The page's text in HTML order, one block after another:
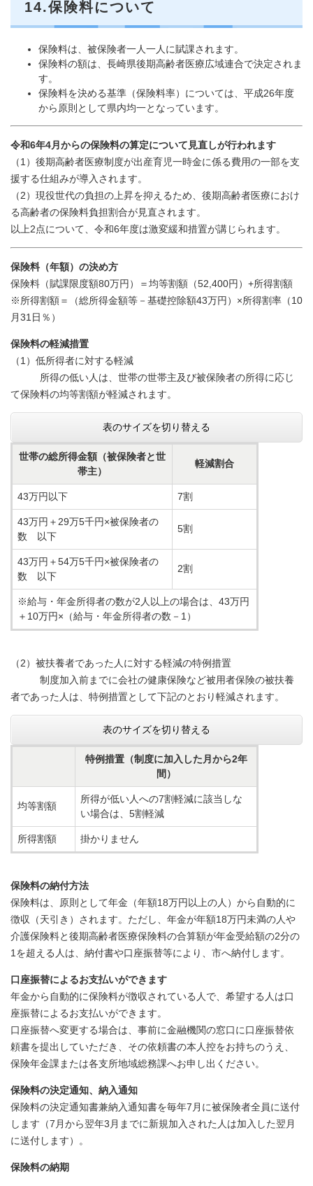
14.保険料について
保険料は、被保険者一人一人に賦課されます。
保険料の額は、長崎県後期高齢者医療広域連合で決定されま
す。
保険料を決める基準（保険料率）については、平成26年度
から原則として県内均一となっています。
令和6年4月からの保険料の算定について見直しが行われます
（1）後期高齢者医療制度が出産育児一時金に係る費用の一部を支
援する仕組みが導入されます。
（2）現役世代の負担の上昇を抑えるため、後期高齢者医療におけ
る高齢者の保険料負担割合が見直されます。
以上2点について、令和6年度は激変緩和措置が講じられます。
保険料（年額）の決め方
保険料（賦課限度額80万円）＝均等割額（52,400円）+所得割額
※所得割額＝（総所得金額等－基礎控除額43万円）×所得割率（10
月31日％）
保険料の軽減措置
（1）低所得者に対する軽減
所得の低い人は、世帯の世帯主及び被保険者の所得に応じ
て保険料の均等割額が軽減されます。
表のサイズを切り替える
世帯の総所得金額（被保険者と世
帯主）
軽減割合
43万円以下 7割
43万円＋29万5千円×被保険者の
数 以下
5割
43万円＋54万5千円×被保険者の
数 以下
2割
※給与・年金所得者の数が2人以上の場合は、43万円
＋10万円×（給与・年金所得者の数－1）
（2）被扶養者であった人に対する軽減の特例措置
制度加入前までに会社の健康保険など被用者保険の被扶養
者であった人は、特例措置として下記のとおり軽減されます。
表のサイズを切り替える
特例措置（制度に加入した月から2年
間）
均等割額
所得が低い人への7割軽減に該当しな
い場合は、5割軽減
所得割額 掛かりません
保険料の納付方法
保険料は、原則として年金（年額18万円以上の人）から自動的に
徴収（天引き）されます。ただし、年金が年額18万円未満の人や
介護保険料と後期高齢者医療保険料の合算額が年金受給額の2分の
1を超える人は、納付書や口座振替等により、市へ納付します。
口座振替によるお支払いができます
年金から自動的に保険料が徴収されている人で、希望する人は口
座振替によるお支払いができます。
口座振替へ変更する場合は、事前に金融機関の窓口に口座振替依
頼書を提出していただき、その依頼書の本人控をお持ちのうえ、
保険年金課または各支所地域総務課へお申し出ください。
保険料の決定通知、納入通知
保険料の決定通知書兼納入通知書を毎年7月に被保険者全員に送付
します（7月から翌年3月までに新規加入された人は加入した翌月
に送付します）。
保険料の納期